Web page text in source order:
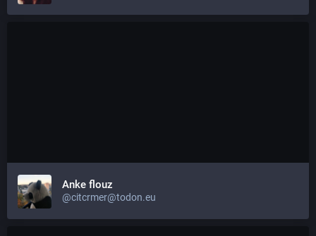
Anke flouz
@citcrmer@todon.eu